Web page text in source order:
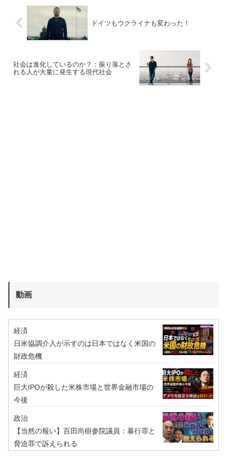
ドイツもウクライナも変わった！
社会は進化しているのか？：振り落とさ
れる人が大量に発生する現代社会
動画
経済
日米協調介入が示すのは日本ではなく米国の
財政危機
経済
巨大IPOが殺した米株市場と世界金融市場の
今後
政治
【当然の報い】百田尚樹参院議員：暴行罪と
脅迫罪で訴えられる